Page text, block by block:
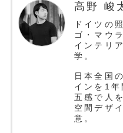
高野 峻
ドイツの
ゴ・マウ
インテリ
学。
日本全国
インを1年
五感で人
空間デザ
意。